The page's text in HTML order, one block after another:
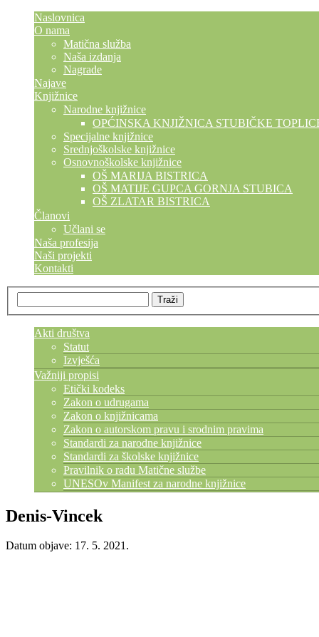
Naslovnica
O nama
Matična služba
Naša izdanja
Nagrade
Najave
Knjižnice
Narodne knjižnice
OPĆINSKA KNJIŽNICA STUBIČKE
Specijalne knjižnice
Srednjoškolske knjižnice
Osnovnoškolske knjižnice
OŠ MARIJA BISTRICA
OŠ MATIJE GUPCA GORNJA STUBICA
OŠ ZLATAR BISTRICA
Članovi
Učlani se
Naša profesija
Naši projekti
Kontakti
Akti društva
Statut
Izvješća
Važniji propisi
Etički kodeks
Zakon o udrugama
Zakon o knjižnicama
Zakon o autorskom pravu i srodnim pravima
Standardi za narodne knjižnice
Standardi za školske knjižnice
Pravilnik o radu Matične službe
UNESOv Manifest za narodne knjižnice
Denis-Vincek
Datum objave: 17. 5. 2021.